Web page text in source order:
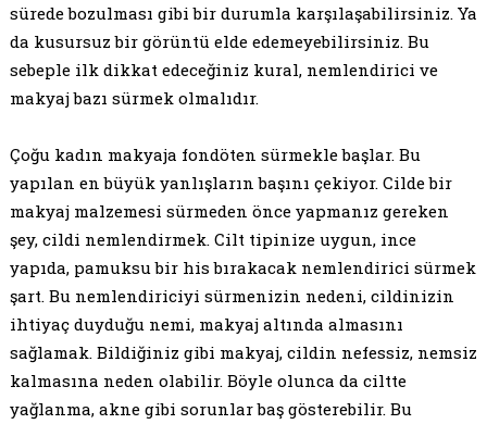
sürede bozulması gibi bir durumla karşılaşabilirsiniz. Ya
da kusursuz bir görüntü elde edemeyebilirsiniz. Bu
sebeple ilk dikkat edeceğiniz kural, nemlendirici ve
makyaj bazı sürmek olmalıdır.
Çoğu kadın makyaja fondöten sürmekle başlar. Bu
yapılan en büyük yanlışların başını çekiyor. Cilde bir
makyaj malzemesi sürmeden önce yapmanız gereken
şey, cildi nemlendirmek. Cilt tipinize uygun, ince
yapıda, pamuksu bir his bırakacak nemlendirici sürmek
şart. Bu nemlendiriciyi sürmenizin nedeni, cildinizin
ihtiyaç duyduğu nemi, makyaj altında almasını
sağlamak. Bildiğiniz gibi makyaj, cildin nefessiz, nemsiz
kalmasına neden olabilir. Böyle olunca da ciltte
yağlanma, akne gibi sorunlar baş gösterebilir. Bu